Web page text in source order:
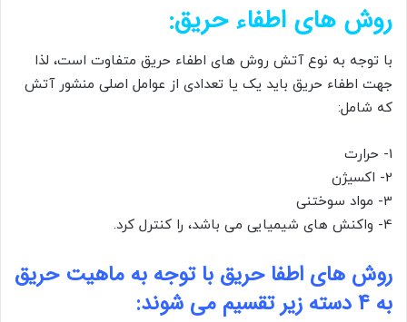
روش های اطفاء حریق:
با توجه به نوع آتش روش های اطفاء حریق متفاوت است، لذا
جهت اطفاء حریق باید یک یا تعدادی از عوامل اصلی منشور آتش
که شامل:
1- حرارت
2- اکسیژن
3- مواد سوختنی
4- واکنش های شیمیایی می باشد، را کنترل کرد.
روش های اطفا حریق با توجه به ماهیت حریق
به 4 دسته زیر تقسیم می شوند: